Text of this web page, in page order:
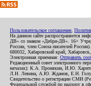
Пользовательское соглашение
На данном сайте распространяется
ДВ» со знаком «Дебри-ДВ». 16+
России, член Союза писателей
680032, Хабаровский край,
Электронная приемная: Отправить
Редакционный совет электронного
началах): К.А. Пронякин, И.Ю.
Л.Н. Левина, А.Ю. Жданов, Е.Н.
Свидетельство о регистрации СМИ
Федеральной службой по надзору в